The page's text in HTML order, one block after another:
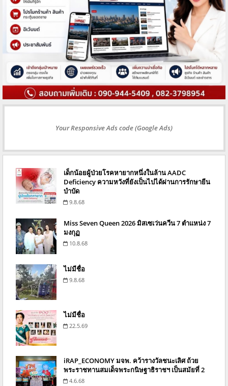
Your Responsive Ads code (Google Ads)
เด็กน้อยผู้ป่วยโรคหายากหนึ่งในล้าน AADC
Deficiency ความหวังที่ยังเป็นไปได้ผ่านการรักษายีน
บำบัด
9.8.68
Miss Seven Queen 2026 มิสเซเว่นควีน 7 ตำแหน่ง 7
มงกุฏ
10.8.68
ไม่มีชื่อ
9.8.68
ไม่มีชื่อ
22.5.69
iRAP_ECONOMY มจพ. คว้ารางวัลชนะเลิศ ถ้วย
พระราชทานสมเด็จพระกนิษฐาธิราชฯ เป็นสมัยที่ 2
4.6.68